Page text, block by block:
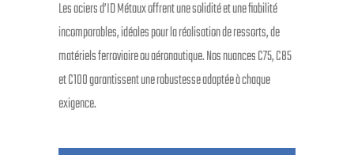
Les aciers d’ID Métaux offrent une solidité et une fiabilité
incomparables, idéales pour la réalisation de ressorts, de
matériels ferroviaire ou aéronautique. Nos nuances C75, C85
et C100 garantissent une robustesse adaptée à chaque
exigence.